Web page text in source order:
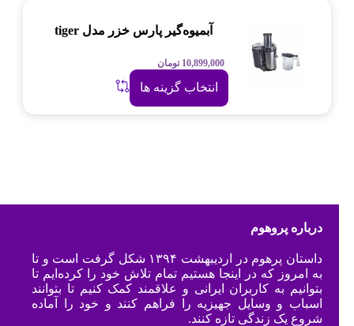
آبمیوه‌گیر پارس خزر مدل tiger
10,899,000 تومان
انتخاب گزینه ها
درباره پروهوم
داستان پرهوم در اردیبهشت ۱۳۹۴ شکل گرفت است و تا
به امروز که در اینجا هستیم تمام تلاش خود را کرده‌ایم تا
بتوانیم به کاربران ایرانی و علاقمند کمک کنیم تا بتوانند
اسباب و وسایل جهیزیه را فراهم کنند و خود را آماده
شروع یک زندگی تازه کنند.